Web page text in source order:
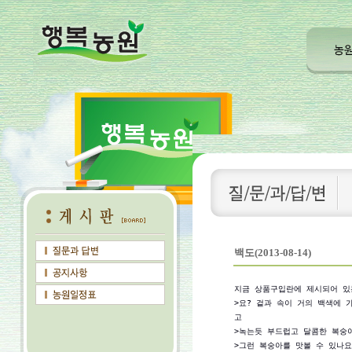
백도(2013-08-14)
지금 상품구입란에 제시되어
>요? 겉과 속이 거의 백색에
고
>녹는듯 부드럽고 달콤한 복
>그런 복숭아를 맛볼 수 있나